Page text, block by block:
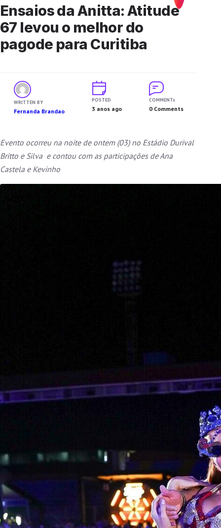
Ensaios da Anitta: Atitude
67 levou o melhor do
pagode para Curitiba
WRITTEN BY
Fernanda Brandao
POSTED
3 anos ago
COMMENTs
0 Comments
Evento ocorreu na noite de ontem (03) no Estádio Durival
Britto e Silva e contou com as participações de Ana
Castela e Kevinho